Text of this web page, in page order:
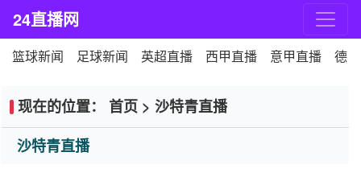
24直播网
篮球新闻 足球新闻 英超直播 西甲直播 意甲直播 德
现在的位置： 首页 > 沙特青直播
沙特青直播